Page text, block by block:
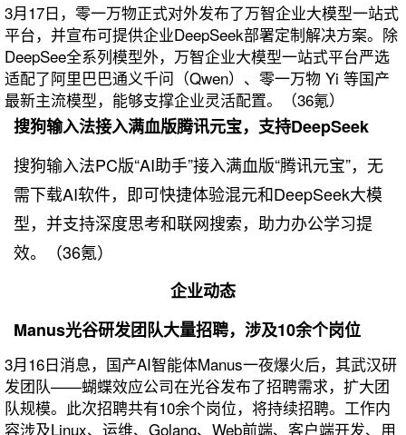
3月17日，零一万物正式对外发布了万智企业大模型一站式
平台，并宣布可提供企业DeepSeek部署定制解决方案。除
DeepSee全系列模型外，万智企业大模型一站式平台严选
适配了阿里巴巴通义千问（Qwen）、零一万物 Yi 等国产
最新主流模型，能够支撑企业灵活配置。（36氪）
搜狗输入法接入满血版腾讯元宝，支持DeepSeek
搜狗输入法PC版“AI助手”接入满血版“腾讯元宝”，无
需下载AI软件，即可快捷体验混元和DeepSeek大模
型，并支持深度思考和联网搜索，助力办公学习提
效。（36氪）
企业动态
Manus光谷研发团队大量招聘，涉及10余个岗位
3月16日消息，国产AI智能体Manus一夜爆火后，其武汉研
发团队——蝴蝶效应公司在光谷发布了招聘需求，扩大团
队规模。此次招聘共有10余个岗位，将持续招聘。工作内
容涉及Linux、运维、Golang、Web前端、客户端开发、用